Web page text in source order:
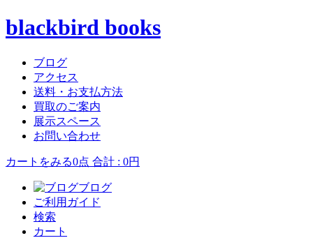
blackbird books
ブログ
アクセス
送料・お支払方法
買取のご案内
展示スペース
お問い合わせ
カートをみる0点 合計 : 0円
ブログ
ご利用ガイド
検索
カート